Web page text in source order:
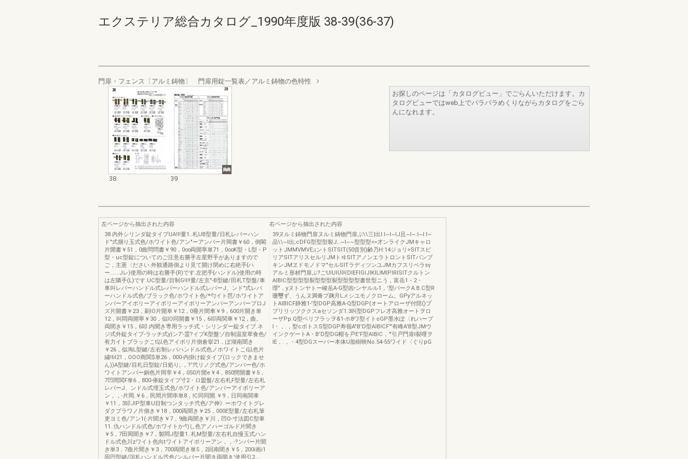
エクステリア総合カタログ_1990年度版 38-39(36-37)
門扉・フェンス〔アルミ鋳物〕 門扉用錠一覧表／アルミ鋳物の色特性
38 39
お探しのページは「カタログビュー」でごらんいただけます。カ
タログビューではweb上でパラパラめくりながらカタログをごら
んになれます。
左ページから抽出された内容
38.内外シリンダ錠タイプUA!I!量1..札UB型量/日札レパーハン
ド"式掴り玉式色/ホワイト色/アン"ーアンバー片岡書￥60，倒閣
片開書￥51，0曲問問書￥90，0∞両開寧単71，0∞K型・L型・P
型・uc型錠についてのご注意右勝手左星野手がありますので
ご，主憲〈ださい.外観通路側より見て開け閉めに右絶手{ハ
ー......Jレ)使用の時は右勝手(R)です.左把手{ハンドル)使用の時
は左隣手(L)です.UC型量/目制G!I!!量/左京"-B型鍵/田札T型盤/車
車叫レバーハンドル式レバーハンドル式レパーJ、ンド"式レバ
ーハンドル式色/ブラック色/ホワイト色/*勺イト芭/ホワイトア
ンバーアイポリーアイポリーアイポリーアンバーアンバープロJ
ズ片開書￥23，刷lO片開阜￥12，0冊片間車￥9，600片開き単
12，叫悶両開寧￥30，似lO同開書￥15，6叩両関車￥12，曲。
両聞き￥15，6叩.内聞き専用ラッチ式・シリンダー錠タイプ.ネ
ジ式外錠タイプ-ラッチ式y)ン7'-霊?イプK型盤ゾ自制温室草食色/
有力イトブラックこt以色アイボリ片側倉挙21，ぽ湖南聞き
￥26，似淘L型鍵/左右制レパハンドル式色ノホワイトこi以色片
繍!liI21，OOO商関$単26，000-内掛け錠タイプ(ロックできませ
ん))A型鍵/目札日型錠/日処り;.，?'弐リノグ式色/アンバー色/ホ
ワイトアンパー銅色片岡宰￥4，050片開e￥4，850間開書￥5，
7凹間関F単6，800-俸錠タイプ寸2・ロ盟盤/左右札F型量/左右札
レバーJ、ンドル式埋玉式色/ホワイト色/アンバーアイポリーア
ン，，-片岡.￥6，民間片聞串単8，IC同同開.￥9，日同南関車
￥11，3叩JIP型車U目制つンタッチ弐色/ア伸》ーホワイトグレ
ダクプラワノ片側き￥18，000両聞き￥25，000E型量/左右札筆
吏ヨミ色/アン1(-片聞き￥7，9曲両聞き￥川，凹O-寸法図C型車
11..仇ハンドル式色/ホワイトか勺し色アノハーゴルド片聞き
￥5，7田岡聞き￥7，製悶J型量1..札M型量/左右札自慢玉式ハン
ドル式色川zワイト色向tワイトアイポリーアン，，-?ンパー片聞
き単3，7曲片聞き￥3，700両聞き単5，2回南聞き￥5，200i画i1
固円型鍵/誼札ハンドル弐色/ンルパー片聞き両開き'使用引2，
右ページから抽出された内容
39ヌルミ鋳物門扉ヌルミ鋳物門扉ぷ\\三|出I:I~I~IJ且~I~:I~I:I~
品\\~I出;cDFG型型型裂J…~I~~型型型<=才ンライクJMキャロ
ットJMMVMVE;ιントSITSIT(50音別)齢乃H:14ジョリ>SITスピ
リアSITアリスセルリJMトヰSITアノンエラトロントSITバンプ
キンJMヱドモノドマ"セルSITラディツンユJMカフスリベラsγ
アルミ形材門扉ぷ?ごUIUIU叫DIEFIGIJIKILIMIPIRISITクルトン
AIBIC型型型型裂型型型裂型型型型書世型ニう，富岳1・2・
理"，yヌトンヤトー峻岳A-G型凶•ンヤルル1，'型パークA.B.C型R
珊璽ず、うんヌ満膏プ麹月Lメシユモノクローム。GPyアルネッ
トAIBICF静雅1-'型DGP高雅A-Q型DGP(オートアローザ付陪()プ
プリリッツククスaセソンダ1.3叫型DGPフレ才高雅オートヲロ
ーザPp.Q型ベリフラッヲ&1-ホ8ワ型イトoGP墨水ぽ〈れハーブ
l・，.，型cポトスS型DGP寿嶺A"B'D型AIBICF'"有峰A'B型JMウ
インクゲートA・B'D型DG帽を戸E'F型AIBIC，'"引戸門扉l裂哩ヲ
lE，.，・4型DGスーパー本体U胎樹映No.54-55ワイド〈ぐりpG